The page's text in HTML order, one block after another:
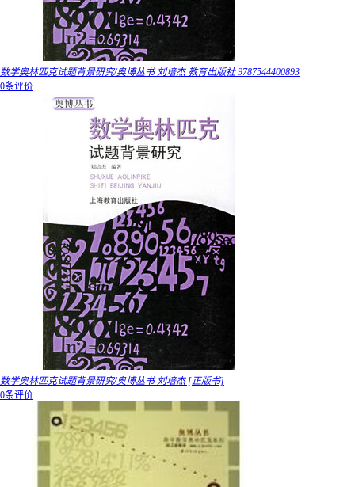
数学奥林匹克试题背景研究/奥博丛书 刘培杰 教育出版社 9787544400893
0条评价
数学奥林匹克试题背景研究/奥博丛书 刘培杰 [正版书]
0条评价